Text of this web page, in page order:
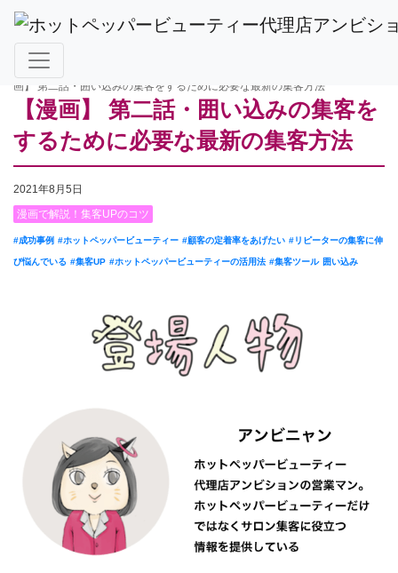
ホットペッパービューティー掲載TOP
画】 第二話・囲い込みの集客をするために必要な最新の集客方法
【漫画】 第二話・囲い込みの集客を
するために必要な最新の集客方法
2021年8月5日
漫画で解説！集客UPのコツ
#成功事例 #ホットペッパービューティー #顧客の定着率をあげたい #リピーターの集客に伸
び悩んでいる #集客UP #ホットペッパービューティーの活用法 #集客ツール 囲い込み